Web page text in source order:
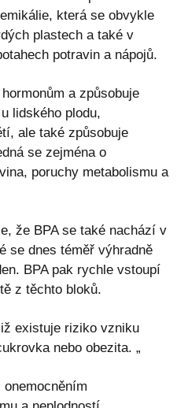
která se obvykle
plastech a také v
potravin a nápojů.
a způsobuje
lidského plodu,
ale také způsobuje
se zejména o
poruchy metabolismu a
že BPA se také nachází v
se dnes téměř výhradně
BPA pak rychle vstoupí
z těchto bloků.
existuje riziko vzniku
nebo obezita. „
onemocněním